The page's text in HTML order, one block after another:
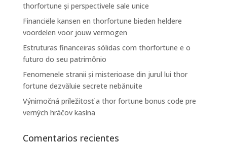
thorfortune și perspectivele sale unice
Financiële kansen en thorfortune bieden heldere
voordelen voor jouw vermogen
Estruturas financeiras sólidas com thorfortune e o
futuro do seu patrimônio
Fenomenele stranii și misterioase din jurul lui thor
fortune dezvăluie secrete nebănuite
Výnimočná príležitosť a thor fortune bonus code pre
verných hráčov kasína
Comentarios recientes